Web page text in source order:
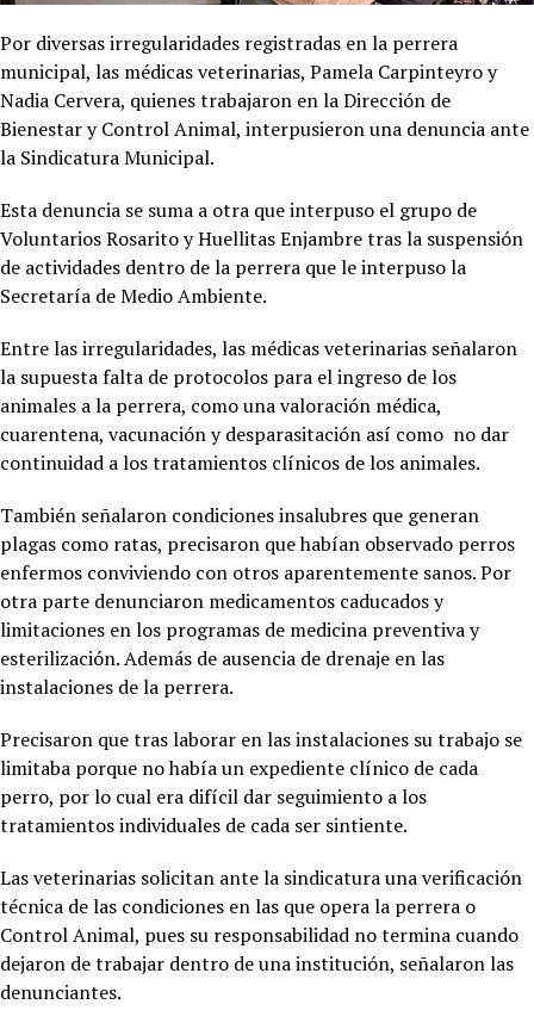
Por diversas irregularidades registradas en la perrera
municipal, las médicas veterinarias, Pamela Carpinteyro y
Nadia Cervera, quienes trabajaron en la Dirección de
Bienestar y Control Animal, interpusieron una denuncia ante
la Sindicatura Municipal.
Esta denuncia se suma a otra que interpuso el grupo de
Voluntarios Rosarito y Huellitas Enjambre tras la suspensión
de actividades dentro de la perrera que le interpuso la
Secretaría de Medio Ambiente.
Entre las irregularidades, las médicas veterinarias señalaron
la supuesta falta de protocolos para el ingreso de los
animales a la perrera, como una valoración médica,
cuarentena, vacunación y desparasitación así como no dar
continuidad a los tratamientos clínicos de los animales.
También señalaron condiciones insalubres que generan
plagas como ratas, precisaron que habían observado perros
enfermos conviviendo con otros aparentemente sanos. Por
otra parte denunciaron medicamentos caducados y
limitaciones en los programas de medicina preventiva y
esterilización. Además de ausencia de drenaje en las
instalaciones de la perrera.
Precisaron que tras laborar en las instalaciones su trabajo se
limitaba porque no había un expediente clínico de cada
perro, por lo cual era difícil dar seguimiento a los
tratamientos individuales de cada ser sintiente.
Las veterinarias solicitan ante la sindicatura una verificación
técnica de las condiciones en las que opera la perrera o
Control Animal, pues su responsabilidad no termina cuando
dejaron de trabajar dentro de una institución, señalaron las
denunciantes.